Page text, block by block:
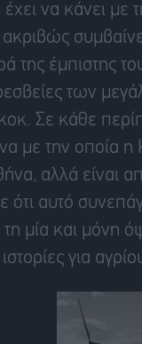
να κάνει με
ακριβώς
της έμπιστης
των
κοκ. Σε κάθε
με την οποία η
αλλά είναι
ότι αυτό
μία και μόνη
για